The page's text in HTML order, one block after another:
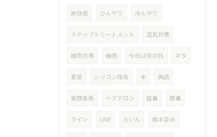
爽快感 ひんやり 冷んやり
ステップトリートメント 湿気対策
梅雨対策 梅雨 今日は何の日 ネタ
夏至 シリコン除去 本 再読
東野圭吾 ヘアアロン 猛暑 酷暑
ライン LINE らいん 根本染め